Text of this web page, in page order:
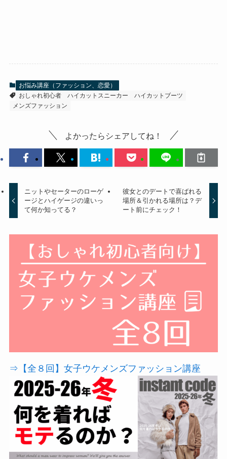
お悩み講座（ファッション、恋愛）
おしゃれ初心者
ハイカットスニーカー
ハイカットブーツ
メンズファッション
よかったらシェアしてね！
ニットやセーターのローゲ
ージとハイゲージの違いっ
て何か知ってる？
彼女とのデートで喜ばれる
場所＆引かれる場所は？デ
ート前にチェック！
⇒【全８回】女子ウケメンズファッション講座